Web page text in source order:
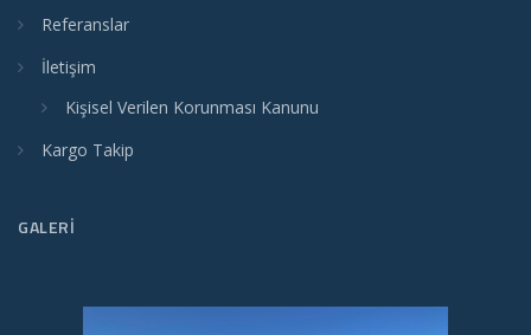
Referanslar
İletişim
Kişisel Verilen Korunması Kanunu
Kargo Takip
GALERI